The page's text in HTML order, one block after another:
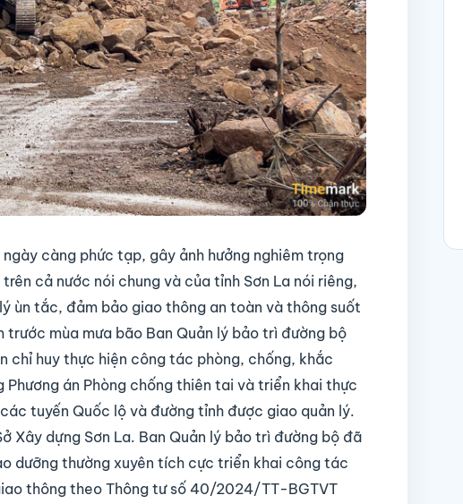
càng phức tạp, gây ảnh hưởng nghiêm trọng
cả nước nói chung và của tỉnh Sơn La nói riêng,
ùn tắc, đảm bảo giao thông an toàn và thông suốt
trước mùa mưa bão Ban Quản lý bảo trì đường bộ
chỉ huy thực hiện công tác phòng, chống, khắc
án Phòng chống thiên tai và triển khai thực
tuyến Quốc lộ và đường tỉnh được giao quản lý.
Xây dựng Sơn La. Ban Quản lý bảo trì đường bộ đã
dưỡng thường xuyên tích cực triển khai công tác
thông theo Thông tư số 40/2024/TT-BGTVT